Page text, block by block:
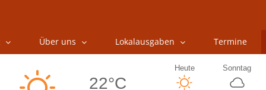
Über uns Lokalausgaben Termine